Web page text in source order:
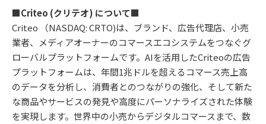
■Criteo (クリテオ) について■
Criteo （NASDAQ: CRTO)は、ブランド、広告代理店、小売
業者、メディアオーナーのコマースエコシステムをつなぐグ
ローバルプラットフォームです。AIを活用したCriteoの広告
プラットフォームは、年間1兆ドルを超えるコマース売上高
のデータを分析し、消費者とのつながりの強化、そして新た
な商品やサービスの発見や高度にパーソナライズされた体験
を実現します。世界中の小売からデジタルコマースまで、数